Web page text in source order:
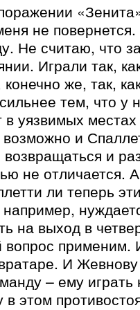
не
Не считаю, что
Играли так,
же, так,
тем, что у
уязвимых местах
и
и
не отличается.
ли теперь
на выход в
вопрос применим.
И
– ему
в этом